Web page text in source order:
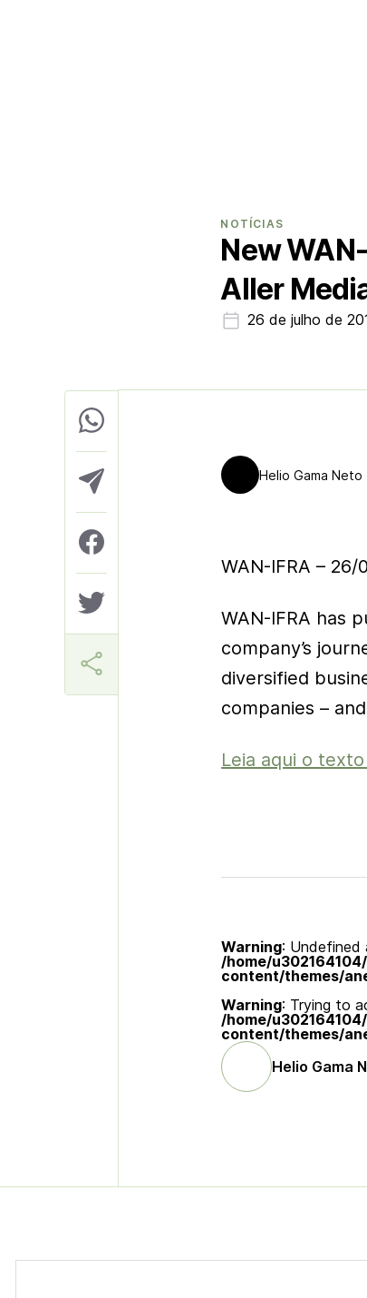
NOTÍCIAS
New
Aller
26 de julho de
Helio Gama Neto
WAN-IFRA – 26/
WAN-IFRA has
company’s
diversified
companies –
Leia aqui o
Warning: Undefined
/home/
content/themes/
Warning: Trying to
/home/
content/themes/
Helio Gama